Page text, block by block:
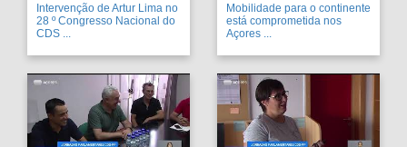
Intervenção de Artur Lima no
28 º Congresso Nacional do
CDS ...
Mobilidade para o continente
está comprometida nos
Açores ...